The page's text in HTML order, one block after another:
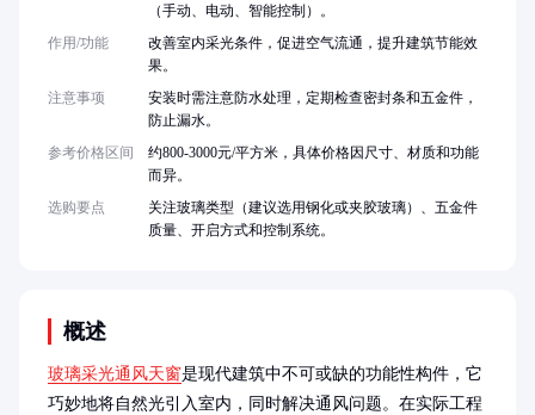
概述
玻璃采光通风天窗是现代建筑中不可或缺的功能性构件，它
巧妙地将自然光引入室内，同时解决通风问题。在实际工程
（手动、电动、智能控制）。
作用/功能
改善室内采光条件，促进空气流通，提升建筑节能效
果。
注意事项
安装时需注意防水处理，定期检查密封条和五金件，
防止漏水。
参考价格区间
约800-3000元/平方米，具体价格因尺寸、材质和功能
而异。
选购要点
关注玻璃类型（建议选用钢化或夹胶玻璃）、五金件
质量、开启方式和控制系统。